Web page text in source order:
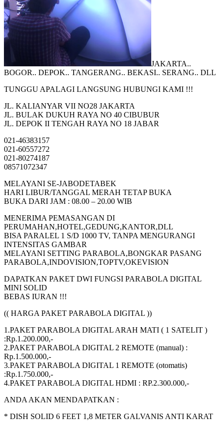
JAKARTA..
BOGOR.. DEPOK.. TANGERANG.. BEKASI.. SERANG.. DLL
TUNGGU APALAGI LANGSUNG HUBUNGI KAMI !!!
JL. KALIANYAR VII NO28 JAKARTA
JL. BULAK DUKUH RAYA NO 40 CIBUBUR
JL. DEPOK II TENGAH RAYA NO 18 JABAR
021-46383157
021-60557272
021-80274187
08571072347
MELAYANI SE-JABODETABEK
HARI LIBUR/TANGGAL MERAH TETAP BUKA
BUKA DARI JAM : 08.00 – 20.00 WIB
MENERIMA PEMASANGAN DI
PERUMAHAN,HOTEL,GEDUNG,KANTOR,DLL
BISA PARALEL 1 S/D 1000 TV, TANPA MENGURANGI
INTENSITAS GAMBAR
MELAYANI SETTING PARABOLA,BONGKAR PASANG
PARABOLA,INDOVISION,TOPTV,OKEVISION
DAPATKAN PAKET DWI FUNGSI PARABOLA DIGITAL
MINI SOLID
BEBAS IURAN !!!
(( HARGA PAKET PARABOLA DIGITAL ))
1.PAKET PARABOLA DIGITAL ARAH MATI ( 1 SATELIT )
:Rp.1.200.000,-
2.PAKET PARABOLA DIGITAL 2 REMOTE (manual) :
Rp.1.500.000,-
3.PAKET PARABOLA DIGITAL 1 REMOTE (otomatis)
:Rp.1.750.000,-
4.PAKET PARABOLA DIGITAL HDMI : RP.2.300.000,-
ANDA AKAN MENDAPATKAN :
* DISH SOLID 6 FEET 1,8 METER GALVANIS ANTI KARAT